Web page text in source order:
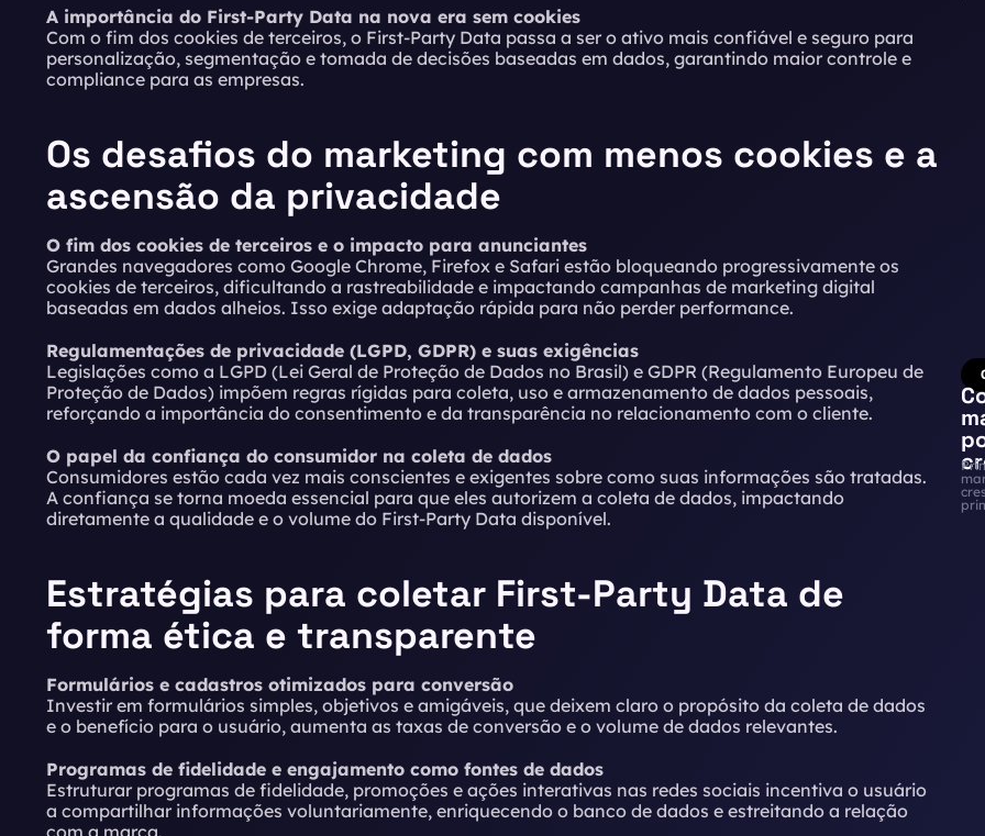
A importância do First-Party Data na nova era sem cookies
Com o fim dos cookies de terceiros, o First-Party Data passa a ser o ativo mais confiável e seguro para
personalização, segmentação e tomada de decisões baseadas em dados, garantindo maior controle e
compliance para as empresas.
Os desafios do marketing com menos cookies e a
ascensão da privacidade
O fim dos cookies de terceiros e o impacto para anunciantes
Grandes navegadores como Google Chrome, Firefox e Safari estão bloqueando progressivamente os
cookies de terceiros, dificultando a rastreabilidade e impactando campanhas de marketing digital
baseadas em dados alheios. Isso exige adaptação rápida para não perder performance.
Regulamentações de privacidade (LGPD, GDPR) e suas exigências
Legislações como a LGPD (Lei Geral de Proteção de Dados no Brasil) e GDPR (Regulamento Europeu de
Proteção de Dados) impõem regras rígidas para coleta, uso e armazenamento de dados pessoais,
reforçando a importância do consentimento e da transparência no relacionamento com o cliente.
O papel da confiança do consumidor na coleta de dados
Consumidores estão cada vez mais conscientes e exigentes sobre como suas informações são tratadas.
A confiança se torna moeda essencial para que eles autorizem a coleta de dados, impactando
diretamente a qualidade e o volume do First-Party Data disponível.
Estratégias para coletar First-Party Data de
forma ética e transparente
Formulários e cadastros otimizados para conversão
Investir em formulários simples, objetivos e amigáveis, que deixem claro o propósito da coleta de dados
e o benefício para o usuário, aumenta as taxas de conversão e o volume de dados relevantes.
Programas de fidelidade e engajamento como fontes de dados
Estruturar programas de fidelidade, promoções e ações interativas nas redes sociais incentiva o usuário
a compartilhar informações voluntariamente, enriquecendo o banco de dados e estreitando a relação
com a marca.